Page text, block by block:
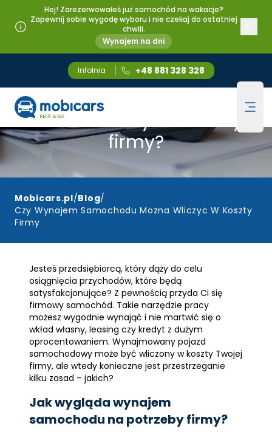
Hej! Zarezerwowałeś już samochód na wakacje?
Zapewnij sobie wygodę wyboru i nie czekaj do ostatniej
chwili.
Wynajem na dni
Infolnia +48 881 328 328
Mobicars.pl
Czy wynajem samochodu
można wliczyć w koszty
firmy?
Mobicars.pl/Blog/
Czy Wynajem Samochodu Mozna Wliczyc W Koszty
Firmy
Jesteś przedsiębiorcą, który dąży do celu
osiągnięcia przychodów, które będą
satysfakcjonujące? Z pewnością przyda Ci się
firmowy samochód. Takie narzędzie pracy
możesz wygodnie wynająć i nie martwić się o
wkład własny, leasing czy kredyt z dużym
oprocentowaniem. Wynajmowany pojazd
samochodowy może być wliczony w koszty Twojej
firmy, ale wtedy konieczne jest przestrzeganie
kilku zasad – jakich?
Jak wygląda wynajem
samochodu na potrzeby firmy?